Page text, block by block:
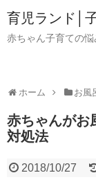
育児ランド│
赤ちゃん子育ての悩
ホーム お風
赤ちゃんがお
対処法
2018/10/27